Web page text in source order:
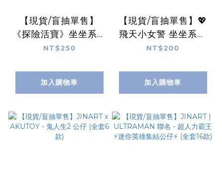
【現貨/盲抽單售】
《探險活寶》坐坐系列
公仔🌳✨ (全套8款)
NT$250
加入購物車
【現貨/盲抽單售】💖
飛天小女警 坐坐系列
公仔 💖 (全套6款)
NT$200
加入購物車